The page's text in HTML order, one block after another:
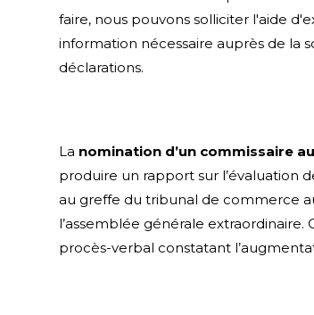
faire, nous pouvons solliciter l'aide
information nécessaire auprès de la
déclarations.
La nomination d’un commissaire
produire un rapport sur l’évaluation
au greffe du tribunal de commerce
l’assemblée générale
procès-verbal constatant